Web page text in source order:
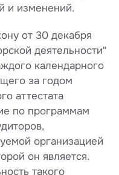
и изменений.
от 30 декабря
деятельности"
календарного
за годом
аттестата
по программам
организацией
он является.
такого